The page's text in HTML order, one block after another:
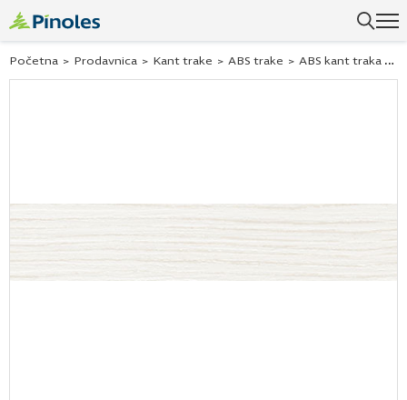
Početna > Prodavnica > Kant trake > ABS trake > ABS kant traka woodline creme 291424 22×0,5